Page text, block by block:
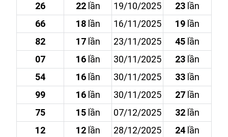
26
22lần 19/10/2025 23 lần
66
18lần 16/11/2025 19 lần
82
17lần 23/11/2025 45 lần
07
16lần 30/11/2025 23 lần
54
16lần 30/11/2025 33 lần
99
16lần 30/11/2025 27 lần
75
15lần 07/12/2025 32 lần
12
12lần 28/12/2025 24 lần